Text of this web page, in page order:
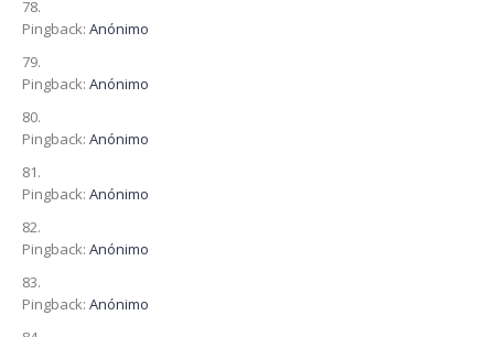
Pingback: Anónimo
Pingback: Anónimo
Pingback: Anónimo
Pingback: Anónimo
Pingback: Anónimo
Pingback: Anónimo